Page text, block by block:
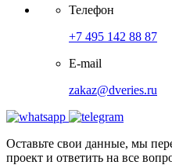
Телефон
+7 495 142 88 87
E-mail
zakaz@dveries.ru
Оставьте свои данные, мы
проект и ответить на все